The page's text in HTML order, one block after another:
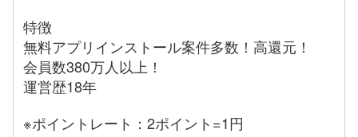
特徴
無料アプリインストール案件多数！高還元！
会員数380万人以上！
運営歴18年
※ポイントレート：2ポイント=1円